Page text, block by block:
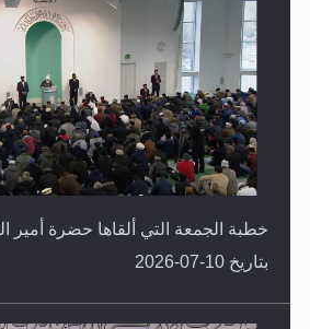
خطبة الجمعة التي ألقاها حضرة أمير
بتاريخ 10-07-2026